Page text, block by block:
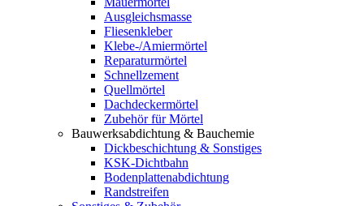
Ausgleichsmasse
Fliesenkleber
Klebe-/Amiermörtel
Reparaturmörtel
Schnellzement
Quellmörtel
Dachdeckermörtel
Zubehör für Mörtel
Bauwerksabdichtung & Bauchemie
Dickbeschichtung & Sonstiges
KSK-Dichtbahn
Bodenplattenabdichtung
Randstreifen